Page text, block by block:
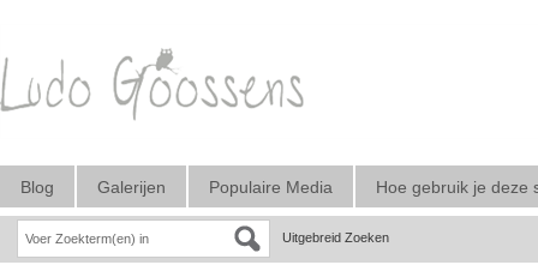
Blog Galerijen Populaire Media Hoe gebruik je deze
Uitgebreid Zoeken